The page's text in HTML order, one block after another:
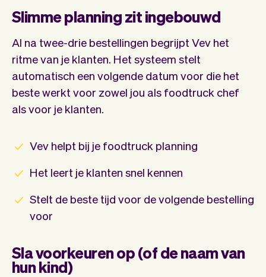
Slimme planning zit ingebouwd
Al na twee-drie bestellingen begrijpt Vev het
ritme van je klanten. Het systeem stelt
automatisch een volgende datum voor die het
beste werkt voor zowel jou als foodtruck chef
als voor je klanten.
Vev helpt bij je foodtruck planning
Het leert je klanten snel kennen
Stelt de beste tijd voor de volgende bestelling
voor
Sla voorkeuren op (of de naam van
hun kind)